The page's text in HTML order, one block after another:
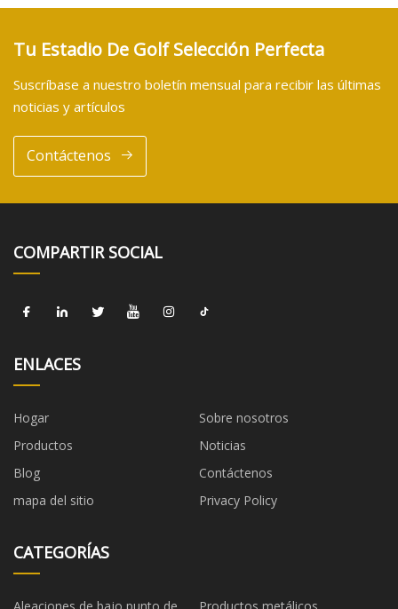
Tu Estadio De Golf Selección Perfecta
Suscríbase a nuestro boletín mensual para recibir las últimas
noticias y artículos
Contáctenos
COMPARTIR SOCIAL
ENLACES
Hogar
Sobre nosotros
Productos
Noticias
Blog
Contáctenos
mapa del sitio
Privacy Policy
CATEGORÍAS
Aleaciones de bajo punto de Productos metálicos